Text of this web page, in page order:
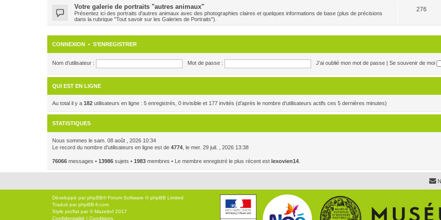
Votre galerie de portraits "autres animaux"
Présentez ici des portraits d'autres animaux avec des photographies claires et quelques informations de base (plus de précisions
dans la rubrique "Tout savoir sur les Galeries de Portraits").
276
CONNEXION • S’ENREGISTRER
Nom d’utilisateur : Mot de passe : J’ai oublié mon mot de passe Se souvenir de moi
QUI EST EN LIGNE
Au total il y a 182 utilisateurs en ligne : 5 enregistrés, 0 invisible et 177 invités (d’après le nombre d’utilisateurs actifs ces 5 dernières minutes)
STATISTIQUES
Nous sommes le sam. 08 août , 2026 10:34
Le record du nombre d’utilisateurs en ligne est de 4774 , le mer. 29 juil. , 2026 13:38
76066 messages • 13986 sujets • 1983 membres • Le membre enregistré le plus récent est lexovien14
Développé parphpBB® Forum Software © phpBB Limited
Traduit parphpBB-fr.com
Style proflat par ©Mazeltof 2017
Confidentialité | Conditions